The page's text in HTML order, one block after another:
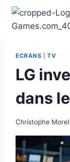
Aller
contenu
ECRANS |TV
LG
dans
Christophe Morel